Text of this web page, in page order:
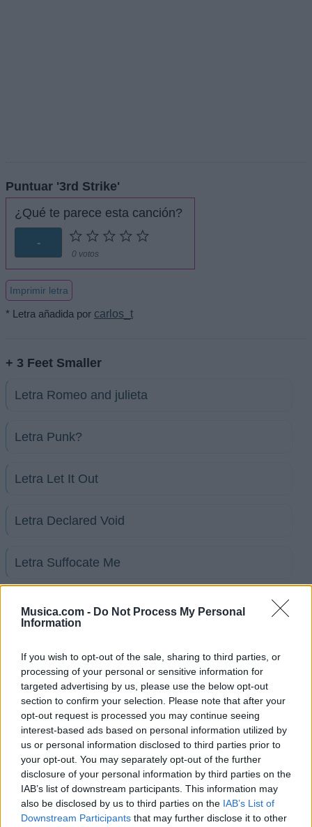
Musica.com - Do Not Process My Personal
Information
If you wish to opt-out of the sale, sharing to third parties, or
processing of your personal or sensitive information for
targeted advertising by us, please use the below opt-out
section to confirm your selection. Please note that after your
opt-out request is processed you may continue seeing
interest-based ads based on personal information utilized by
us or personal information disclosed to third parties prior to
your opt-out. You may separately opt-out of the further
disclosure of your personal information by third parties on the
IAB’s list of downstream participants. This information may
also be disclosed by us to third parties on the IAB’s List of
Downstream Participants that may further disclose it to other
Puntuar '3rd Strike'
¿Qué te parece esta canción?
-
0 votos
Imprimir letra
* Letra añadida por carlos_t
+ 3 Feet Smaller
Letra Romeo and julieta
Letra Punk?
Letra Let It Out
Letra Declared Void
Letra Suffocate Me
Letra Viena Chainsaw Massacre
Letra All The Time
+ Letras de 3 Feet Smaller
Biografía